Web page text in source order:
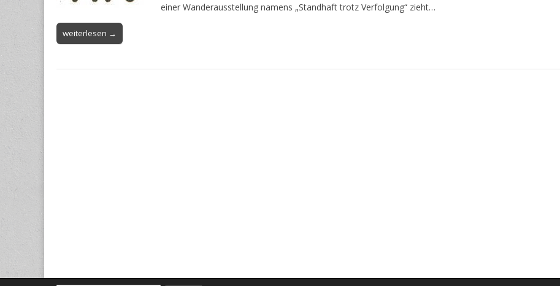
einer Wanderausstellung namens „Standhaft trotz Verfolgung“ zieht…
weiterlesen →